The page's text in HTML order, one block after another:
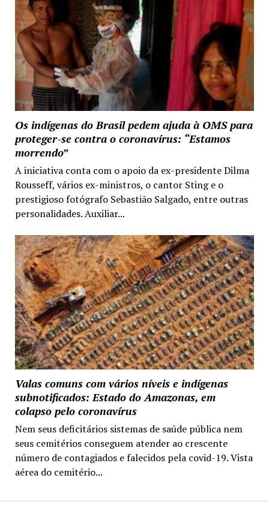
Os indígenas do Brasil pedem ajuda à OMS para
proteger-se contra o coronavírus: “Estamos
morrendo”
A iniciativa conta com o apoio da ex-presidente Dilma
Rousseff, vários ex-ministros, o cantor Sting e o
prestigioso fotógrafo Sebastião Salgado, entre outras
personalidades. Auxiliar...
Valas comuns com vários níveis e indígenas
subnotificados: Estado do Amazonas, em
colapso pelo coronavírus
Nem seus deficitários sistemas de saúde pública nem
seus cemitérios conseguem atender ao crescente
número de contagiados e falecidos pela covid-19. Vista
aérea do cemitério...